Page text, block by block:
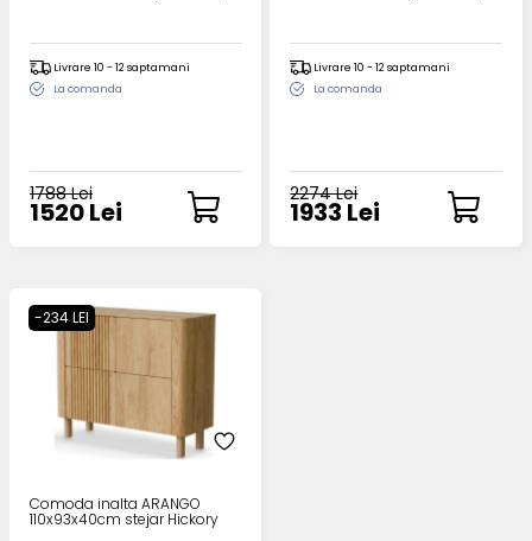
Livrare 10 - 12 saptamani
La comanda
1788 Lei
1520 Lei
Livrare 10 - 12 saptamani
La comanda
2274 Lei
1933 Lei
-234 LEI
Comoda inalta ARANGO
110x93x40cm stejar Hickory